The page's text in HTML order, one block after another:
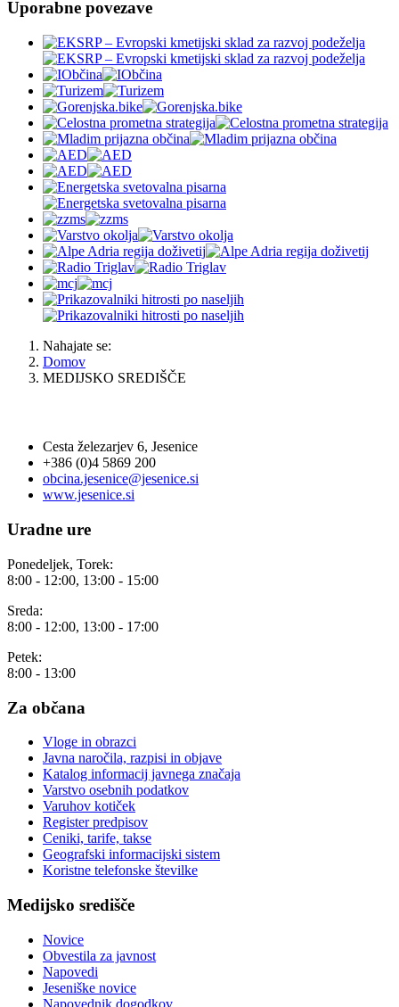
Uporabne povezave
Nahajate se:
Domov
MEDIJSKO SREDIŠČE
Cesta železarjev 6, Jesenice
+386 (0)4 5869 200
obcina.jesenice@jesenice.si
www.jesenice.si
Uradne ure
Ponedeljek, Torek:
8:00 - 12:00, 13:00 - 15:00
Sreda:
8:00 - 12:00, 13:00 - 17:00
Petek:
8:00 - 13:00
Za občana
Vloge in obrazci
Javna naročila, razpisi in objave
Katalog informacij javnega značaja
Varstvo osebnih podatkov
Varuhov kotiček
Register predpisov
Ceniki, tarife, takse
Geografski informacijski sistem
Koristne telefonske številke
Medijsko središče
Novice
Obvestila za javnost
Napovedi
Jeseniške novice
Napovednik dogodkov